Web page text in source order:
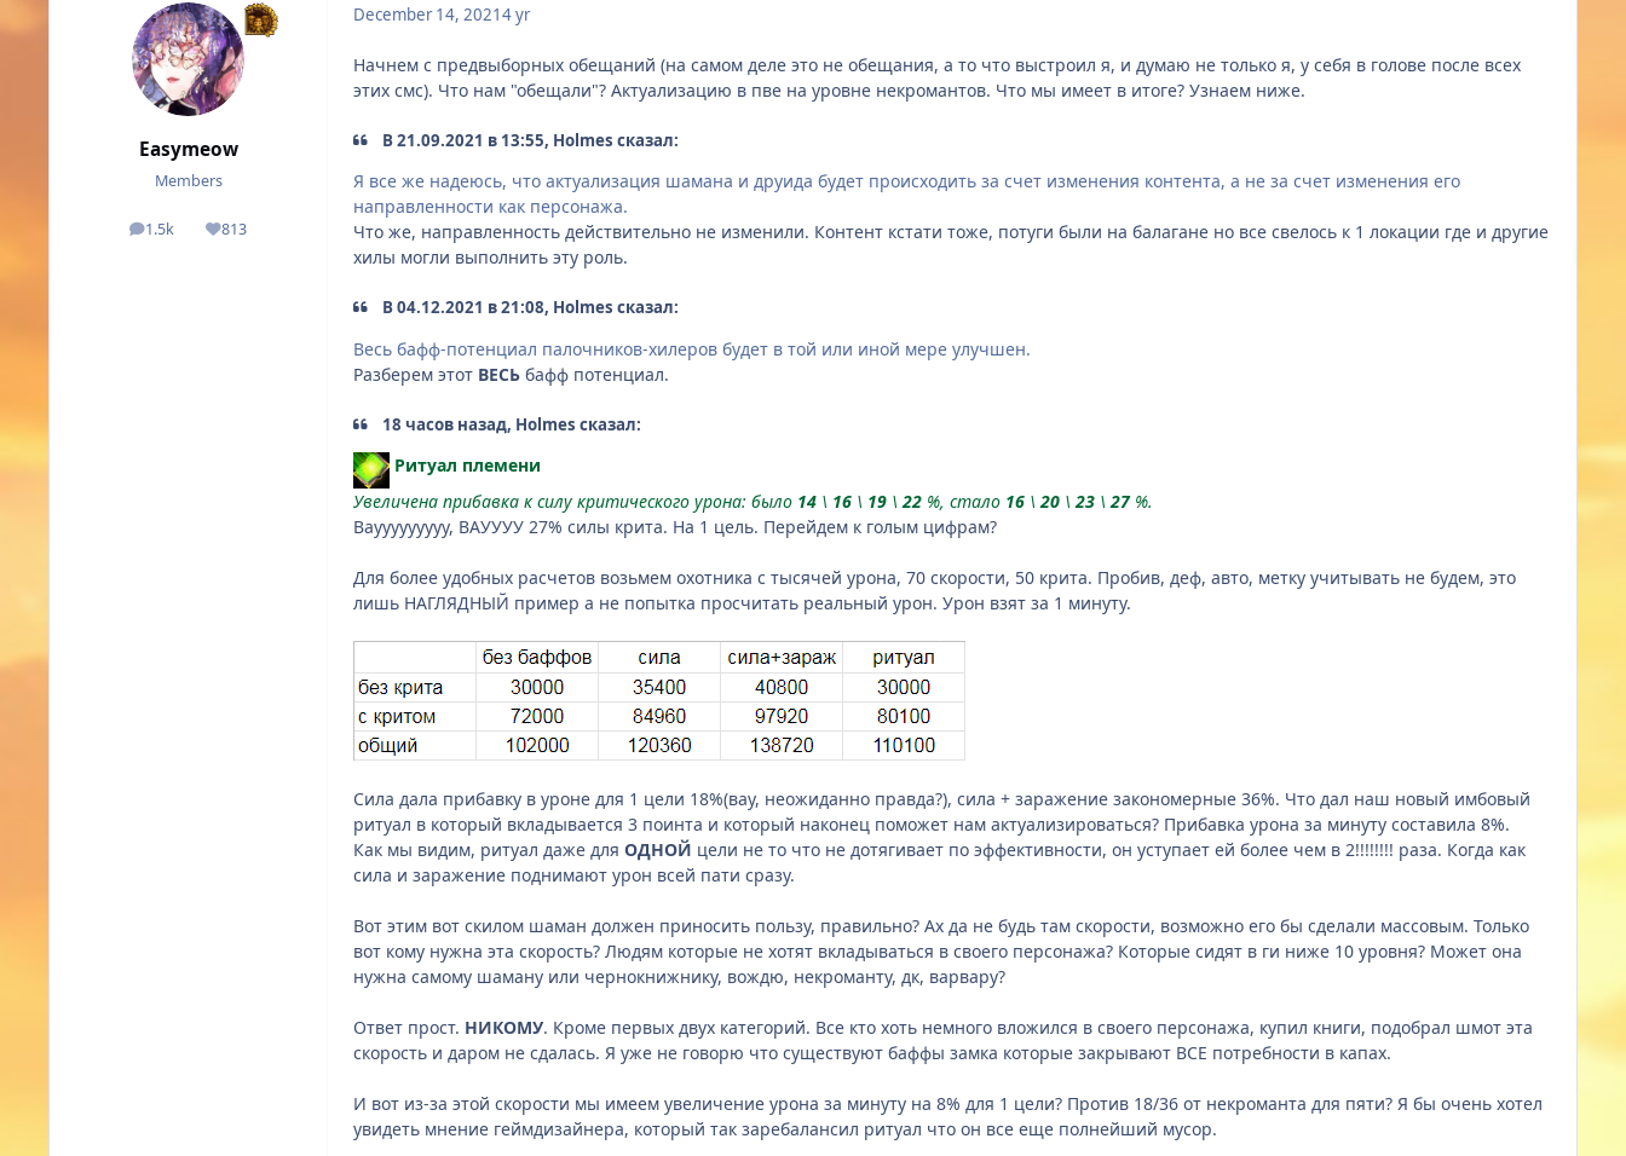
Easymeow
Members
1.5k
posts 813
Reputation
December 14, 20214 yr
Начнем с предвыборных обещаний (на самом деле это не обещания, а то что выстроил я, и думаю не только я, у себя в голове после всех
этих смс). Что нам "обещали"? Актуализацию в пве на уровне некромантов. Что мы имеет в итоге? Узнаем ниже.
В 21.09.2021 в 13:55, Holmes сказал:
Я все же надеюсь, что актуализация шамана и друида будет происходить за счет изменения контента, а не за счет изменения его
направленности как персонажа.
Что же, направленность действительно не изменили. Контент кстати тоже, потуги были на балагане но все свелось к 1 локации где и другие
хилы могли выполнить эту роль.
В 04.12.2021 в 21:08, Holmes сказал:
Весь бафф-потенциал палочников-хилеров будет в той или иной мере улучшен.
Разберем этот ВЕСЬ бафф потенциал.
18 часов назад, Holmes сказал:
Ритуал племени
Увеличена прибавка к силу критического урона: было 14 \ 16 \ 19 \22 %, стало 16 \20 \23 \27%.
Ваууууууууу, ВАУУУУ 27% силы крита. На 1 цель. Перейдем к голым цифрам?
Для более удобных расчетов возьмем охотника с тысячей урона, 70 скорости, 50 крита. Пробив, деф, авто, метку учитывать не будем, это
лишь НАГЛЯДНЫЙ пример а не попытка просчитать реальный урон. Урон взят за 1 минуту.
Сила дала прибавку в уроне для 1 цели 18%(вау, неожиданно правда?), сила + заражение закономерные 36%. Что дал наш новый имбовый
ритуал в который вкладывается 3 поинта и который наконец поможет нам актуализироваться? Прибавка урона за минуту составила 8%.
Как мы видим, ритуал даже для ОДНОЙ цели не то что не дотягивает по эффективности, он уступает ей более чем в 2!!!!!!!! раза. Когда как
сила и заражение поднимают урон всей пати сразу.
Вот этим вот скилом шаман должен приносить пользу, правильно? Ах да не будь там скорости, возможно его бы сделали массовым. Только
вот кому нужна эта скорость? Людям которые не хотят вкладываться в своего персонажа? Которые сидят в ги ниже 10 уровня? Может она
нужна самому шаману или чернокнижнику, вождю, некроманту, дк, варвару?
Ответ прост. НИКОМУ. Кроме первых двух категорий. Все кто хоть немного вложился в своего персонажа, купил книги, подобрал шмот эта
скорость и даром не сдалась. Я уже не говорю что существуют баффы замка которые закрывают ВСЕ потребности в капах.
И вот из-за этой скорости мы имеем увеличение урона за минуту на 8% для 1 цели? Против 18/36 от некроманта для пяти? Я бы очень хотел
увидеть мнение геймдизайнера, который так заребалансил ритуал что он все еще полнейший мусор.